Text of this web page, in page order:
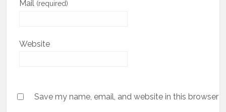
Mail (required)
Website
Save my name, email, and website in this browser